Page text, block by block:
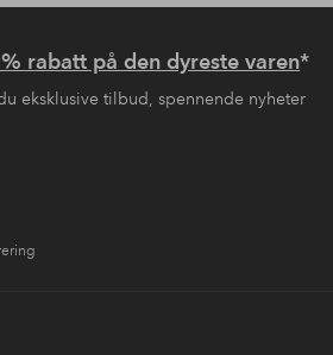
rabatt på den dyreste varen*
eksklusive tilbud, spennende nyheter